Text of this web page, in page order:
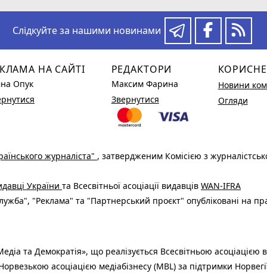
Слідкуйте за нашими новинами
НА САЙТІ
Опук
РЕДАКТОРИ
Максим Фарина
Звернутися
КОРИСНЕ
Новини
Огляди
журналіста" , затвердженим Комісією з
України та Всесвітньої асоціації видавців WAN-IFRA
"Реклама" та "Партнерський проєкт" опубліковані на
та Демократія», що реалізується Всесвітньою асоціацією
асоціацією медіабізнесу (MBL) за підтримки